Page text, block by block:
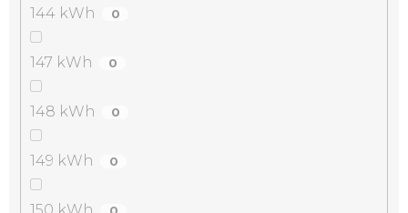
144 kWh 0
147 kWh 0
148 kWh 0
149 kWh 0